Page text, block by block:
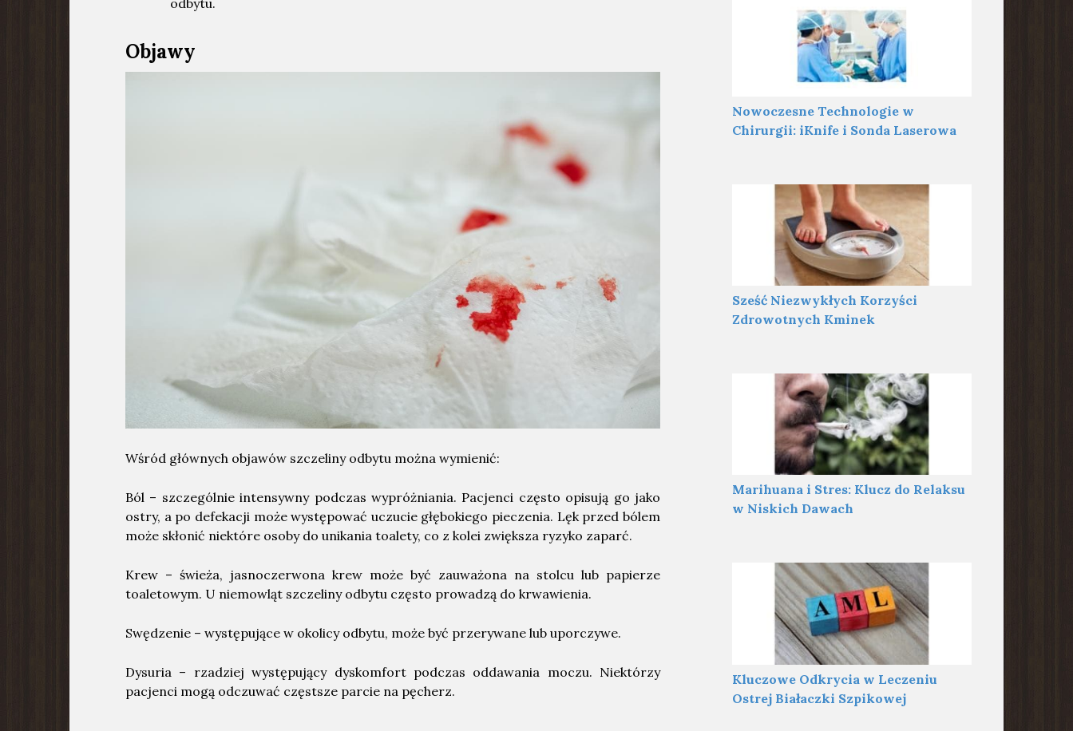
Objawy
Wśród głównych objawów szczeliny odbytu można wymienić:
Ból – szczególnie intensywny podczas wypróżniania. Pacjenci często opisują go jako
ostry, a po defekacji może występować uczucie głębokiego pieczenia. Lęk przed bólem
może skłonić niektóre osoby do unikania toalety, co z kolei zwiększa ryzyko zaparć.
Krew – świeża, jasnoczerwona krew może być zauważona na stolcu lub papierze
toaletowym. U niemowląt szczeliny odbytu często prowadzą do krwawienia.
Swędzenie – występujące w okolicy odbytu, może być przerywane lub uporczywe.
Dysuria – rzadziej występujący dyskomfort podczas oddawania moczu. Niektórzy
pacjenci mogą odczuwać częstsze parcie na pęcherz.
Nowoczesne Technologie w
Chirurgii: iKnife i Sonda Laserowa
Sześć Niezwykłych Korzyści
Zdrowotnych Kminek
Marihuana i Stres: Klucz do Relaksu
w Niskich Dawach
Kluczowe Odkrycia w Leczeniu
Ostrej Białaczki Szpikowej